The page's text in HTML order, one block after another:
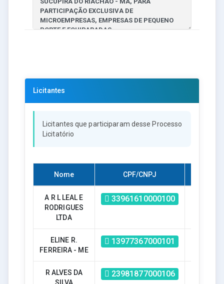
Licitantes
Licitantes que participaram desse Processo
Licitatório
Nome CPF/CNPJ
A R L LEAL E
RODRIGUES
LTDA
33961610000100
ELINE R.
FERREIRA - ME
13977367000101
R ALVES DA
23981877000106